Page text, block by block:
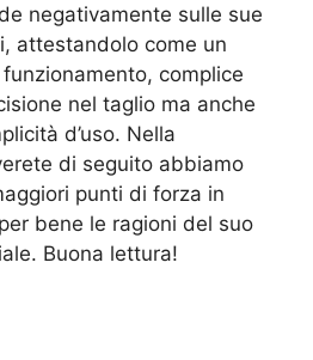
negativamente sulle sue
attestandolo come un
complice
nel taglio ma anche
d’uso. Nella
di seguito abbiamo
punti di forza in
bene le ragioni del suo
Buona lettura!